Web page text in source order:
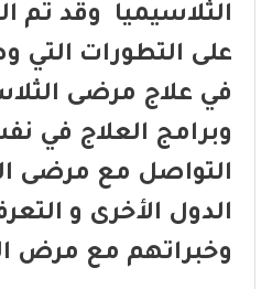
الثلاسيميا وقد تم
على التطورات التي
في علاج مرضى
وبرامج العلاج في
التواصل مع مرضى
الدول الأخرى و
وخبراتهم مع مرض